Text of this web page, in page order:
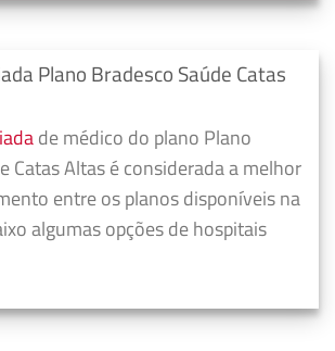
Plano Bradesco Saúde Catas
de médico do plano Plano
Catas Altas é considerada a melhor
entre os planos disponíveis na
algumas opções de hospitais